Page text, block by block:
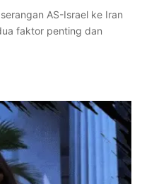
AS-Israel ke Iran
faktor penting dan